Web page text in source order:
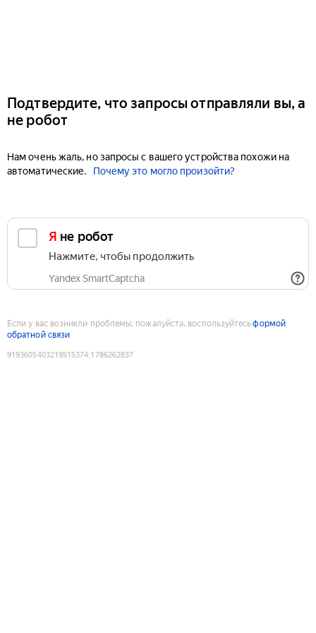
Подтвердите, что запросы отправляли вы, а
не робот
Нам очень жаль, но запросы с вашего устройства похожи на
автоматические.
Почему это могло произойти?
Я не робот
Нажмите, чтобы продолжить
Yandex SmartCaptcha
Если у вас возникли проблемы, пожалуйста, воспользуйтесьформой
обратной связи
9193605403219515374:1786262837